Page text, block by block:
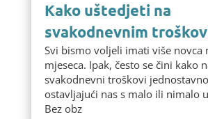
Kako uštedjeti na
svakodnevnim
Svi bismo voljeli imati više novca
mjeseca. Ipak, često se čini kako
svakodnevni troškovi
ostavljajući nas s malo ili nimalo
Bez obz